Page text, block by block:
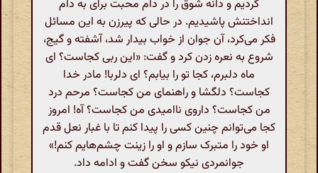
کردیم و دانه شوق را در دام محبت برای به دام
انداختنش پاشیدیم. در حالی که پیرزن به این مسائل
فکر می‌کرد، آن جوان از خواب بیدار شد، آشفته و گیج،
شروع به نعره زدن کرد و گفت: «این ربی کجاست؟ ای
ماه دلبرم، کجا تو را بیابم؟ ای دلربا! مادر خدا
کجاست؟ دلگشا و راهنمای من کجاست؟ مرحم درد
من کجاست؟ داروی ناامیدی من کجاست؟ آه! امروز
کجا می‌توانم چنین کسی را پیدا کنم تا با غبار نعل قدم
او خود را متبرک سازم و او را زینت چشم‌هایم کنم!»
جوانمردی نیکو سخن گفت و ادامه داد.